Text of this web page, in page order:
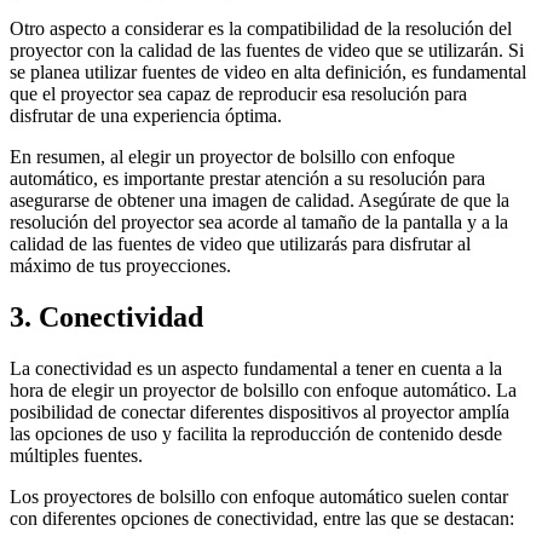
Otro aspecto a considerar es la compatibilidad de la resolución del
proyector con la calidad de las fuentes de video que se utilizarán. Si
se planea utilizar fuentes de video en alta definición, es fundamental
que el proyector sea capaz de reproducir esa resolución para
disfrutar de una experiencia óptima.
En resumen, al elegir un proyector de bolsillo con enfoque
automático, es importante prestar atención a su resolución para
asegurarse de obtener una imagen de calidad. Asegúrate de que la
resolución del proyector sea acorde al tamaño de la pantalla y a la
calidad de las fuentes de video que utilizarás para disfrutar al
máximo de tus proyecciones.
3. Conectividad
La conectividad es un aspecto fundamental a tener en cuenta a la
hora de elegir un proyector de bolsillo con enfoque automático. La
posibilidad de conectar diferentes dispositivos al proyector amplía
las opciones de uso y facilita la reproducción de contenido desde
múltiples fuentes.
Los proyectores de bolsillo con enfoque automático suelen contar
con diferentes opciones de conectividad, entre las que se destacan: